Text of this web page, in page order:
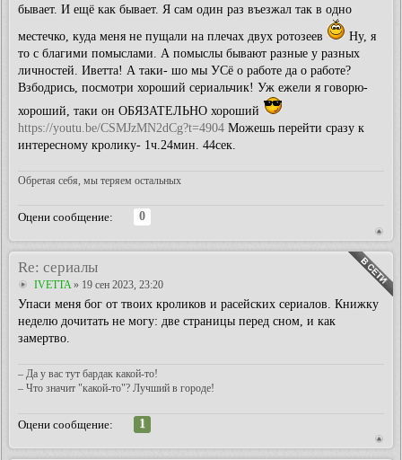
бывает. И ещё как бывает. Я сам один раз въезжал так в одно
местечко, куда меня не пущали на плечах двух ротозеев
Ну, я
то с благими помыслами. А помыслы бывают разные у разных
личностей. Иветта! А таки- шо мы УСё о работе да о работе?
Взбодрись, посмотри хороший сериальчик! Уж ежели я говорю-
хороший, таки он ОБЯЗАТЕЛЬНО хороший
https://youtu.be/CSMJzMN2dCg?t=4904 Можешь перейти сразу к
интересному кролику- 1ч.24мин. 44сек.
Обретая себя, мы теряем остальных
Оцени сообщение:
0
Re: сериалы
IVETTA» 19 сен 2023, 23:20
Упаси меня бог от твоих кроликов и расейских сериалов. Книжку
неделю дочитать не могу: две страницы перед сном, и как
замертво.
– Да у вас тут бардак какой-то!
– Что значит "какой-то"? Лучший в городе!
Оцени сообщение:
1